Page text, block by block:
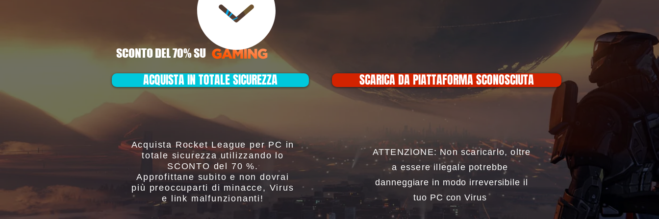
SCONTO DEL 70% SU
ACQUISTA IN TOTALE SICUREZZA
Acquista Rocket League per PC in
totale sicurezza utilizzando lo
SCONTO del 70 %.
Approfittane subito e non dovrai
più preoccuparti di minacce, Virus
e link malfunzionanti!
SCARICA DA PIATTAFORMA SCONOSCIUTA
ATTENZIONE: Non scaricarlo, oltre
a essere illegale potrebbe
danneggiare in modo irreversibile i
tuo PC con Virus